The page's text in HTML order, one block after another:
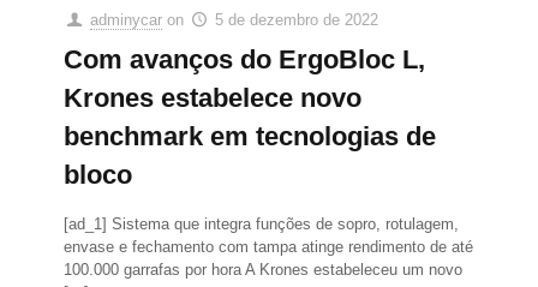
adminycar on 5 de dezembro de 2022
Com avanços do ErgoBloc L,
Krones estabelece novo
benchmark em tecnologias de
bloco
[ad_1] Sistema que integra funções de sopro, rotulagem,
envase e fechamento com tampa atinge rendimento de até
100.000 garrafas por hora A Krones estabeleceu um novo